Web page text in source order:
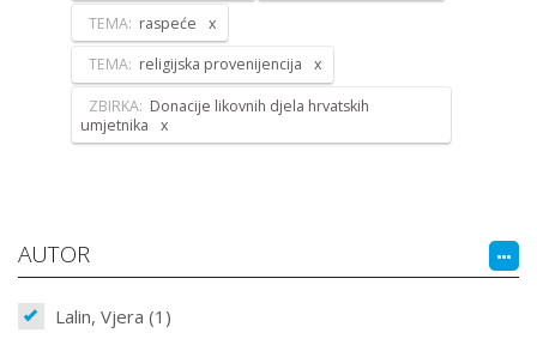
TEMA: raspeće
TEMA: religijska provenijencija
ZBIRKA: Donacije likovnih djela hrvatskih
umjetnika
AUTOR
Lalin, Vjera (1)